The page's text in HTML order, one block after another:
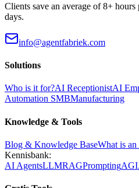
Clients save an average of 8+
days.
info@agentfabriek.com
Solutions
Who is it for?AI ReceptionistAI
Automation SMBManufacturing
Knowledge & Tools
Blog & Knowledge BaseWhat is
Kennisbank:
AI AgentsLLMRAGPromptingAGI